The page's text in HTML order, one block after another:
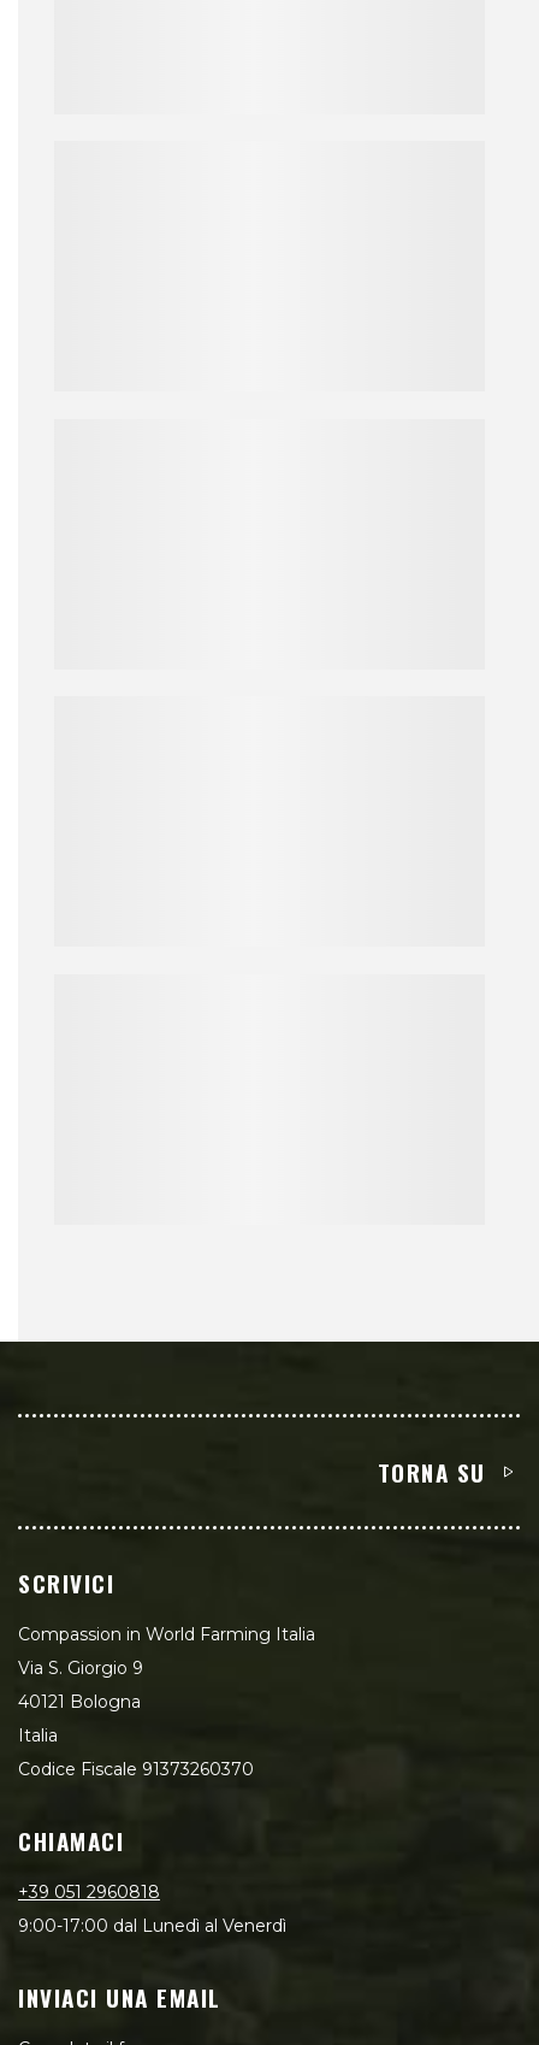
TORNA SU
SCRIVICI
Compassion in World Farming Italia
Via S. Giorgio 9
40121 Bologna
Italia
Codice Fiscale 91373260370
CHIAMACI
+39 051 2960818
9:00-17:00 dal Lunedì al Venerdì
INVIACI UNA EMAIL